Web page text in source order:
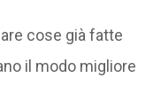
cose già fatte
il modo migliore